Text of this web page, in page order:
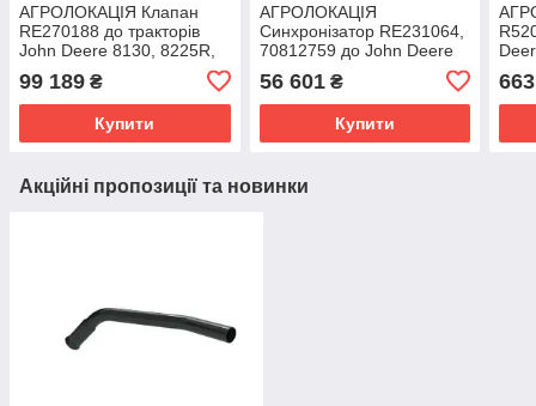
АГРОЛОКАЦІЯ Клапан
RE270188 до тракторів
John Deere 8130, 8225R,
8230, 8245R, 8270R, 8430,
8330, 8530
99 189 ₴
Купити
АГРОЛОКАЦІЯ
Синхронізатор RE231064,
70812759 до John Deere
8130, 8225R, 8230, 8260R,
8270R, 8295RT
(унікальний
56 601₴
Купити
663
Акційні пропозиції та новинки